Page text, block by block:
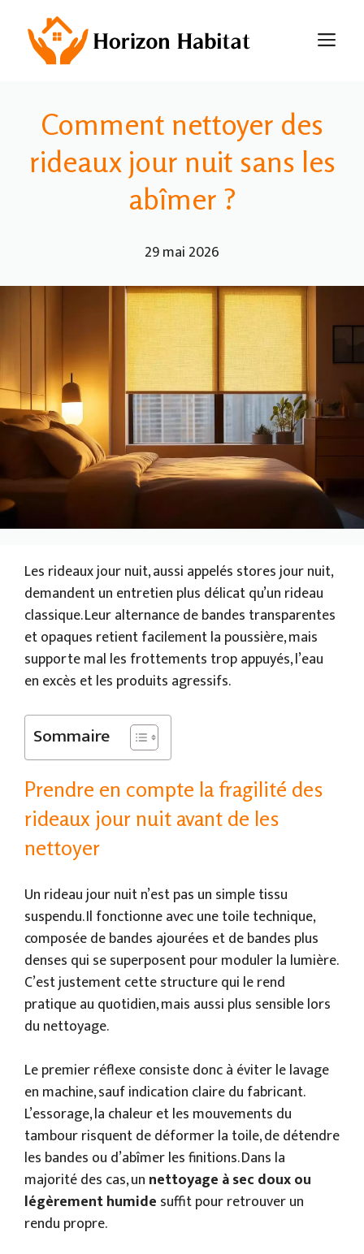
contenu
Comment nettoyer des
rideaux jour nuit sans les
abîmer ?
29 mai 2026
Les rideaux jour nuit, aussi appelés stores jour nuit,
demandent un entretien plus délicat qu’un rideau
classique. Leur alternance de bandes transparentes
et opaques retient facilement la poussière, mais
supporte mal les frottements trop appuyés, l’eau
en excès et les produits agressifs.
Sommaire
Prendre en compte la fragilité des
rideaux jour nuit avant de les
nettoyer
Un rideau jour nuit n’est pas un simple tissu
suspendu. Il fonctionne avec une toile technique,
composée de bandes ajourées et de bandes plus
denses qui se superposent pour moduler la lumière.
C’est justement cette structure qui le rend
pratique au quotidien, mais aussi plus sensible lors
du nettoyage.
Le premier réflexe consiste donc à éviter le lavage
en machine, sauf indication claire du fabricant.
L’essorage, la chaleur et les mouvements du
tambour risquent de déformer la toile, de détendre
les bandes ou d’abîmer les finitions. Dans la
majorité des cas, un nettoyage à sec doux ou
légèrement humide suffit pour retrouver un
rendu propre.